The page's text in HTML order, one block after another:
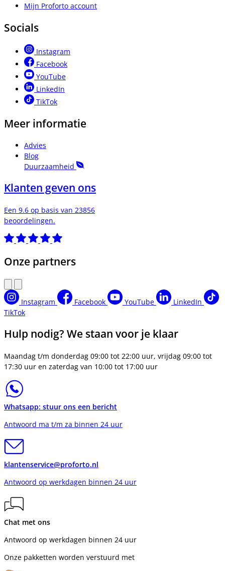
Mijn Proforto account
Socials
Instagram
Facebook
YouTube
LinkedIn
TikTok
Meer informatie
Advies
Blog
Duurzaamheid
Klanten geven ons
Een 9.6 op basis van 23856
beoordelingen.
Onze partners
Instagram Facebook YouTube
LinkedIn
TikTok
Hulp nodig? We staan voor je klaar
Maandag t/m donderdag 09:00 tot 22:00 uur, vrijdag 09:00 tot
17:30 uur en zaterdag van 10:00 tot 17:00 uur
Whatsapp: stuur ons een bericht
Antwoord ma t/m za binnen 24 uur
klantenservice@proforto.nl
Antwoord op werkdagen binnen 24 uur
Chat met ons
Antwoord op werkdagen binnen 24 uur
Onze pakketten worden verstuurd met